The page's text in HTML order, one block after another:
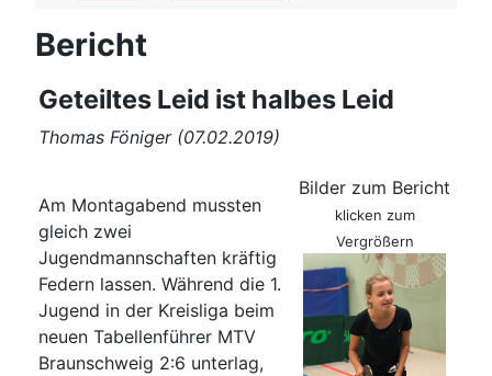
Bericht
Geteiltes Leid ist halbes Leid
Thomas Föniger (07.02.2019)
Am Montagabend mussten
gleich zwei
Jugendmannschaften kräftig
Federn lassen. Während die 1.
Jugend in der Kreisliga beim
neuen Tabellenführer MTV
Braunschweig 2:6 unterlag,
Bilder zum Bericht
klicken zum
Vergrößern